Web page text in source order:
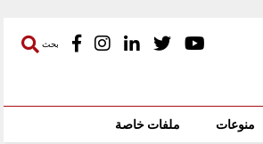
بحث
منوعات ملفات خاصة